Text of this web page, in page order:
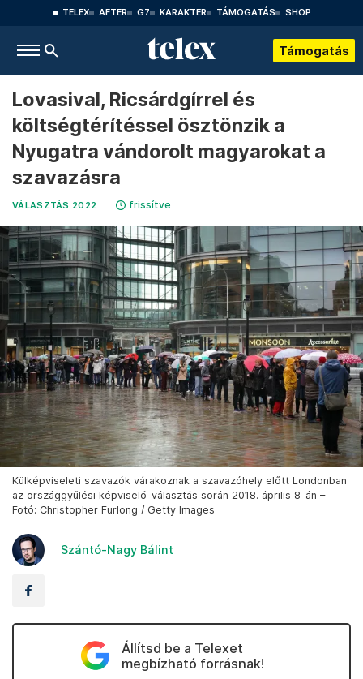
TELEX AFTER G7 KARAKTER TÁMOGATÁS SHOP
Támogatás
Lovasival, Ricsárdgírrel és
költségtérítéssel ösztönzik a
Nyugatra vándorolt magyarokat a
szavazásra
VÁLASZTÁS 2022 frissítve
Külképviseleti szavazók várakoznak a szavazóhely előtt Londonban
az országgyűlési képviselő-választás során 2018. április 8-án –
Fotó: Christopher Furlong / Getty Images
Szántó-Nagy Bálint
Állítsd be a Telexet
megbízható forrásnak!